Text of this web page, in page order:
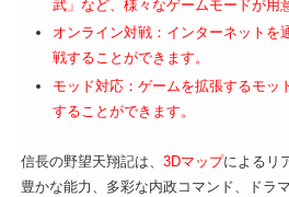
武」など、様々なゲームモードが用
オンライン対戦：インターネットを
戦することができます。
モッド対応：ゲームを拡張するモッ
することができます。
信長の野望天翔記は、 3Dマップによるリ
豊かな能力、多彩な内政コマンド、ドラ